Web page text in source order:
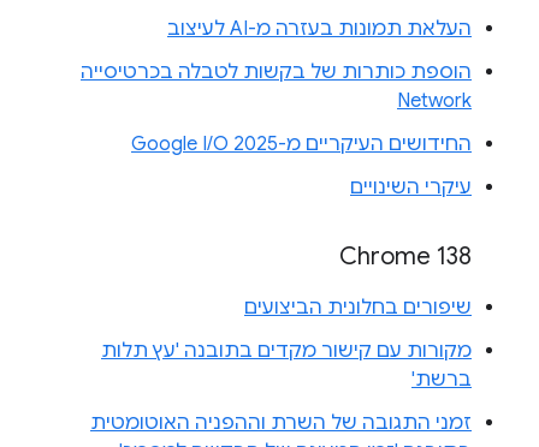
העלאת תמונות בעזרה מ-AI לעיצוב
הוספת כותרות של בקשות לטבלה בכרטיסייה
Network
החידושים העיקריים מ-Google I/O 2025
עיקרי השינויים
Chrome 138
שיפורים בחלונית הביצועים
מקורות עם קישור מקדים בתובנה 'עץ תלות
ברשת'
זמני התגובה של השרת וההפניה האוטומטית